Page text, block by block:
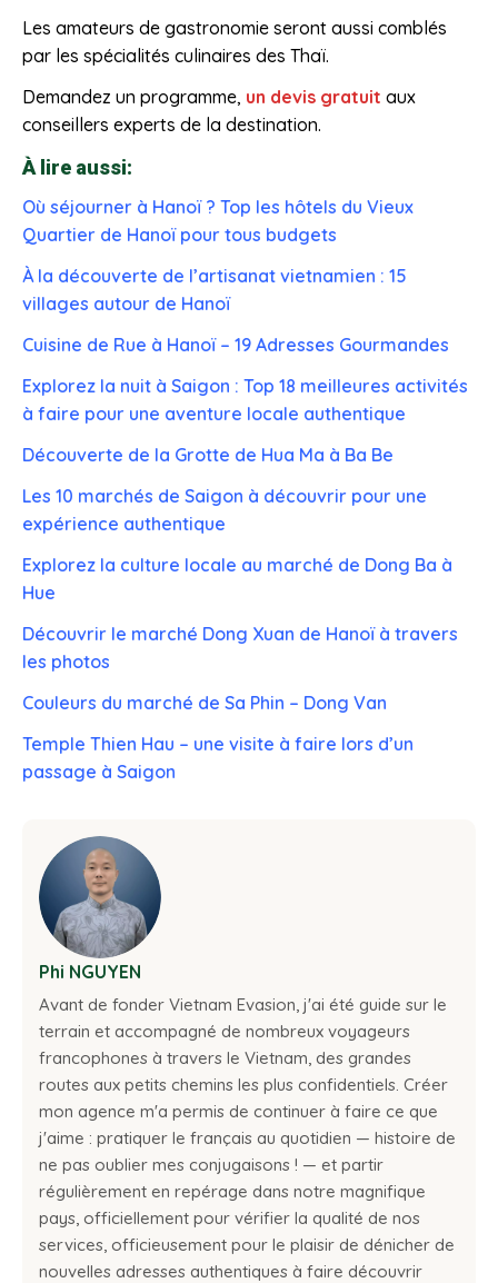
Les amateurs de gastronomie seront aussi comblés
par les spécialités culinaires des Thaï.
Demandez un programme, un devis gratuit aux
conseillers experts de la destination.
À lire aussi:
Où séjourner à Hanoï ? Top les hôtels du Vieux
Quartier de Hanoï pour tous budgets
À la découverte de l’artisanat vietnamien : 15
villages autour de Hanoï
Cuisine de Rue à Hanoï – 19 Adresses Gourmandes
Explorez la nuit à Saigon : Top 18 meilleures activités
à faire pour une aventure locale authentique
Découverte de la Grotte de Hua Ma à Ba Be
Les 10 marchés de Saigon à découvrir pour une
expérience authentique
Explorez la culture locale au marché de Dong Ba à
Hue
Découvrir le marché Dong Xuan de Hanoï à travers
les photos
Couleurs du marché de Sa Phin – Dong Van
Temple Thien Hau – une visite à faire lors d’un
passage à Saigon
Phi NGUYEN
Avant de fonder Vietnam Evasion, j'ai été guide sur le
terrain et accompagné de nombreux voyageurs
francophones à travers le Vietnam, des grandes
routes aux petits chemins les plus confidentiels. Créer
mon agence m'a permis de continuer à faire ce que
j'aime : pratiquer le français au quotidien — histoire de
ne pas oublier mes conjugaisons ! — et partir
régulièrement en repérage dans notre magnifique
pays, officiellement pour vérifier la qualité de nos
services, officieusement pour le plaisir de dénicher de
nouvelles adresses authentiques à faire découvrir